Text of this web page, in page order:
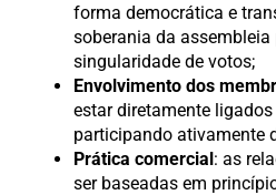
forma democrática e
soberania da assembleia
singularidade de votos;
Envolvimento dos
estar diretamente
participando ativamente
Prática comercial: as
ser baseadas em